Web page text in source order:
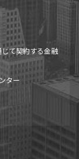
て契約する金融
ター